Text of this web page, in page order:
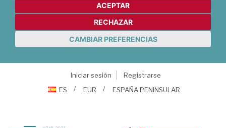
ACEPTAR
RECHAZAR
CAMBIAR PREFERENCIAS
Iniciar sesión
Registrarse
ES
EUR ESPAÑA PENINSULAR